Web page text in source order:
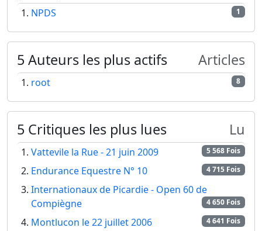
NPDS 1
5 Auteurs les plus actifs Articles
root 8
5 Critiques les plus lues Lu
Vattevile la Rue - 21 juin 2009 5 568 Fois
Endurance Equestre N° 10 4 715 Fois
Internationaux de Picardie - Open 60 de
Compiègne
4 650 Fois
Montlucon le 22 juillet 2006 4 641 Fois